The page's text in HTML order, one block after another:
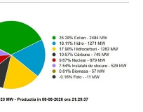
aici
aici